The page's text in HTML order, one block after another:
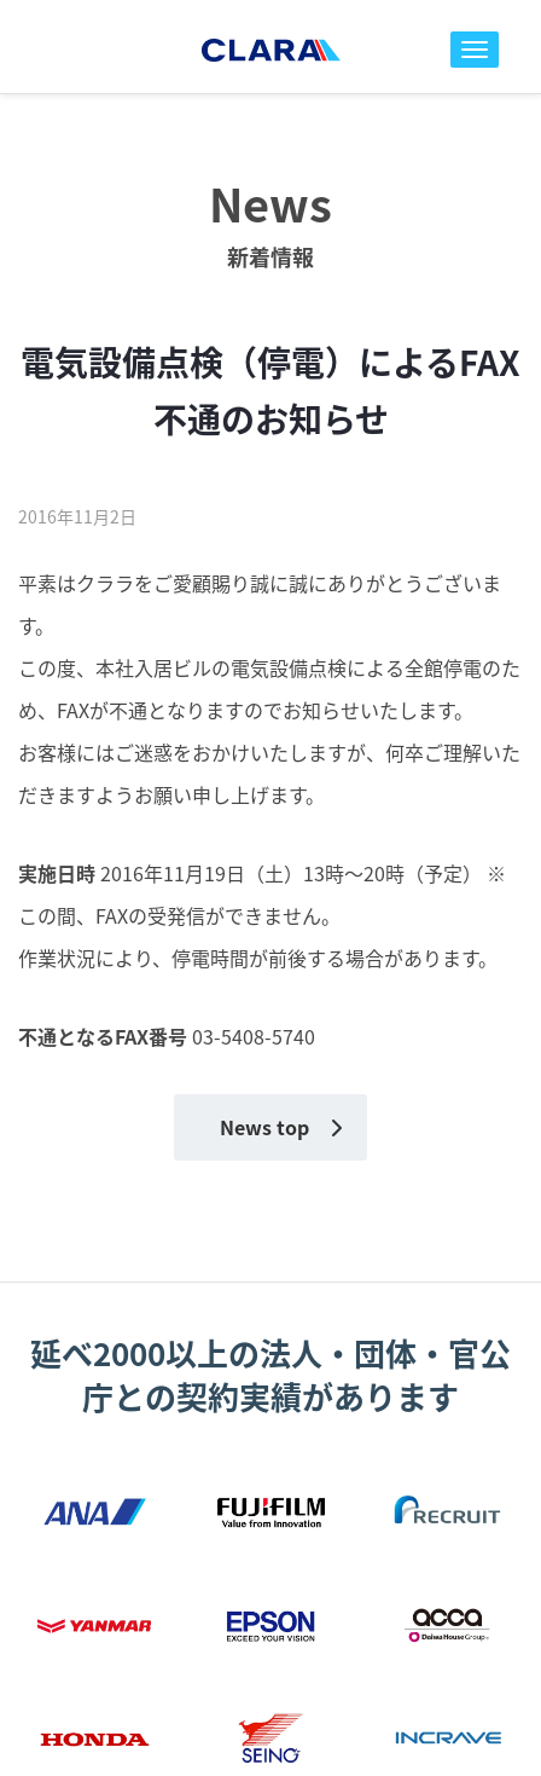
toggle
News
新着情報
電気設備点検（停電）によるFAX
不通のお知らせ
2016年11月2日
平素はクララをご愛顧賜り誠に誠にありがとうございま
す。
この度、本社入居ビルの電気設備点検による全館停電のた
め、FAXが不通となりますのでお知らせいたします。
お客様にはご迷惑をおかけいたしますが、何卒ご理解いた
だきますようお願い申し上げます。
実施日時2016年11月19日（土）13時～20時（予定） ※
この間、FAXの受発信ができません。
作業状況により、停電時間が前後する場合があります。
不通となるFAX番号03-5408-5740
News top
延べ2000以上の法人・団体・官公
庁との契約実績があります